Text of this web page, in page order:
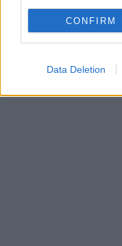
CONFIRM
Data Deletion